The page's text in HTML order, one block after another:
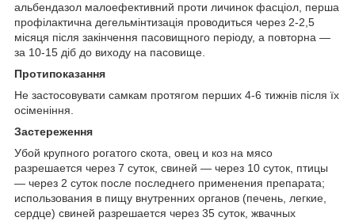
альбендазол малоефективний проти личинок фасціол, перша
профілактична дегельмінтизація проводиться через 2-2,5
місяця після закінчення пасовищного періоду, а повторна —
за 10-15 діб до виходу на пасовище.
Протипоказання
Не застосовувати самкам протягом перших 4-6 тижнів після їх
осіменіння.
Застереження
Убой крупного рогатого скота, овец и коз на мясо
разрешается через 7 суток, свиней — через 10 суток, птицы
— через 2 суток после последнего применения препарата;
использования в пищу внутренних органов (печень, легкие,
сердце) свиней разрешается через 35 суток, жвачных